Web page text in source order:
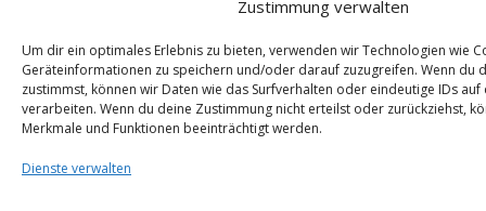
Zustimmung verwalten
Um dir ein optimales Erlebnis zu bieten, verwenden wir Technologien wie
Geräteinformationen zu speichern und/oder darauf zuzugreifen. Wenn du
zustimmst, können wir Daten wie das Surfverhalten oder eindeutige IDs
verarbeiten. Wenn du deine Zustimmung nicht erteilst oder zurückziehst,
Merkmale und Funktionen beeinträchtigt werden.
Dienste verwalten